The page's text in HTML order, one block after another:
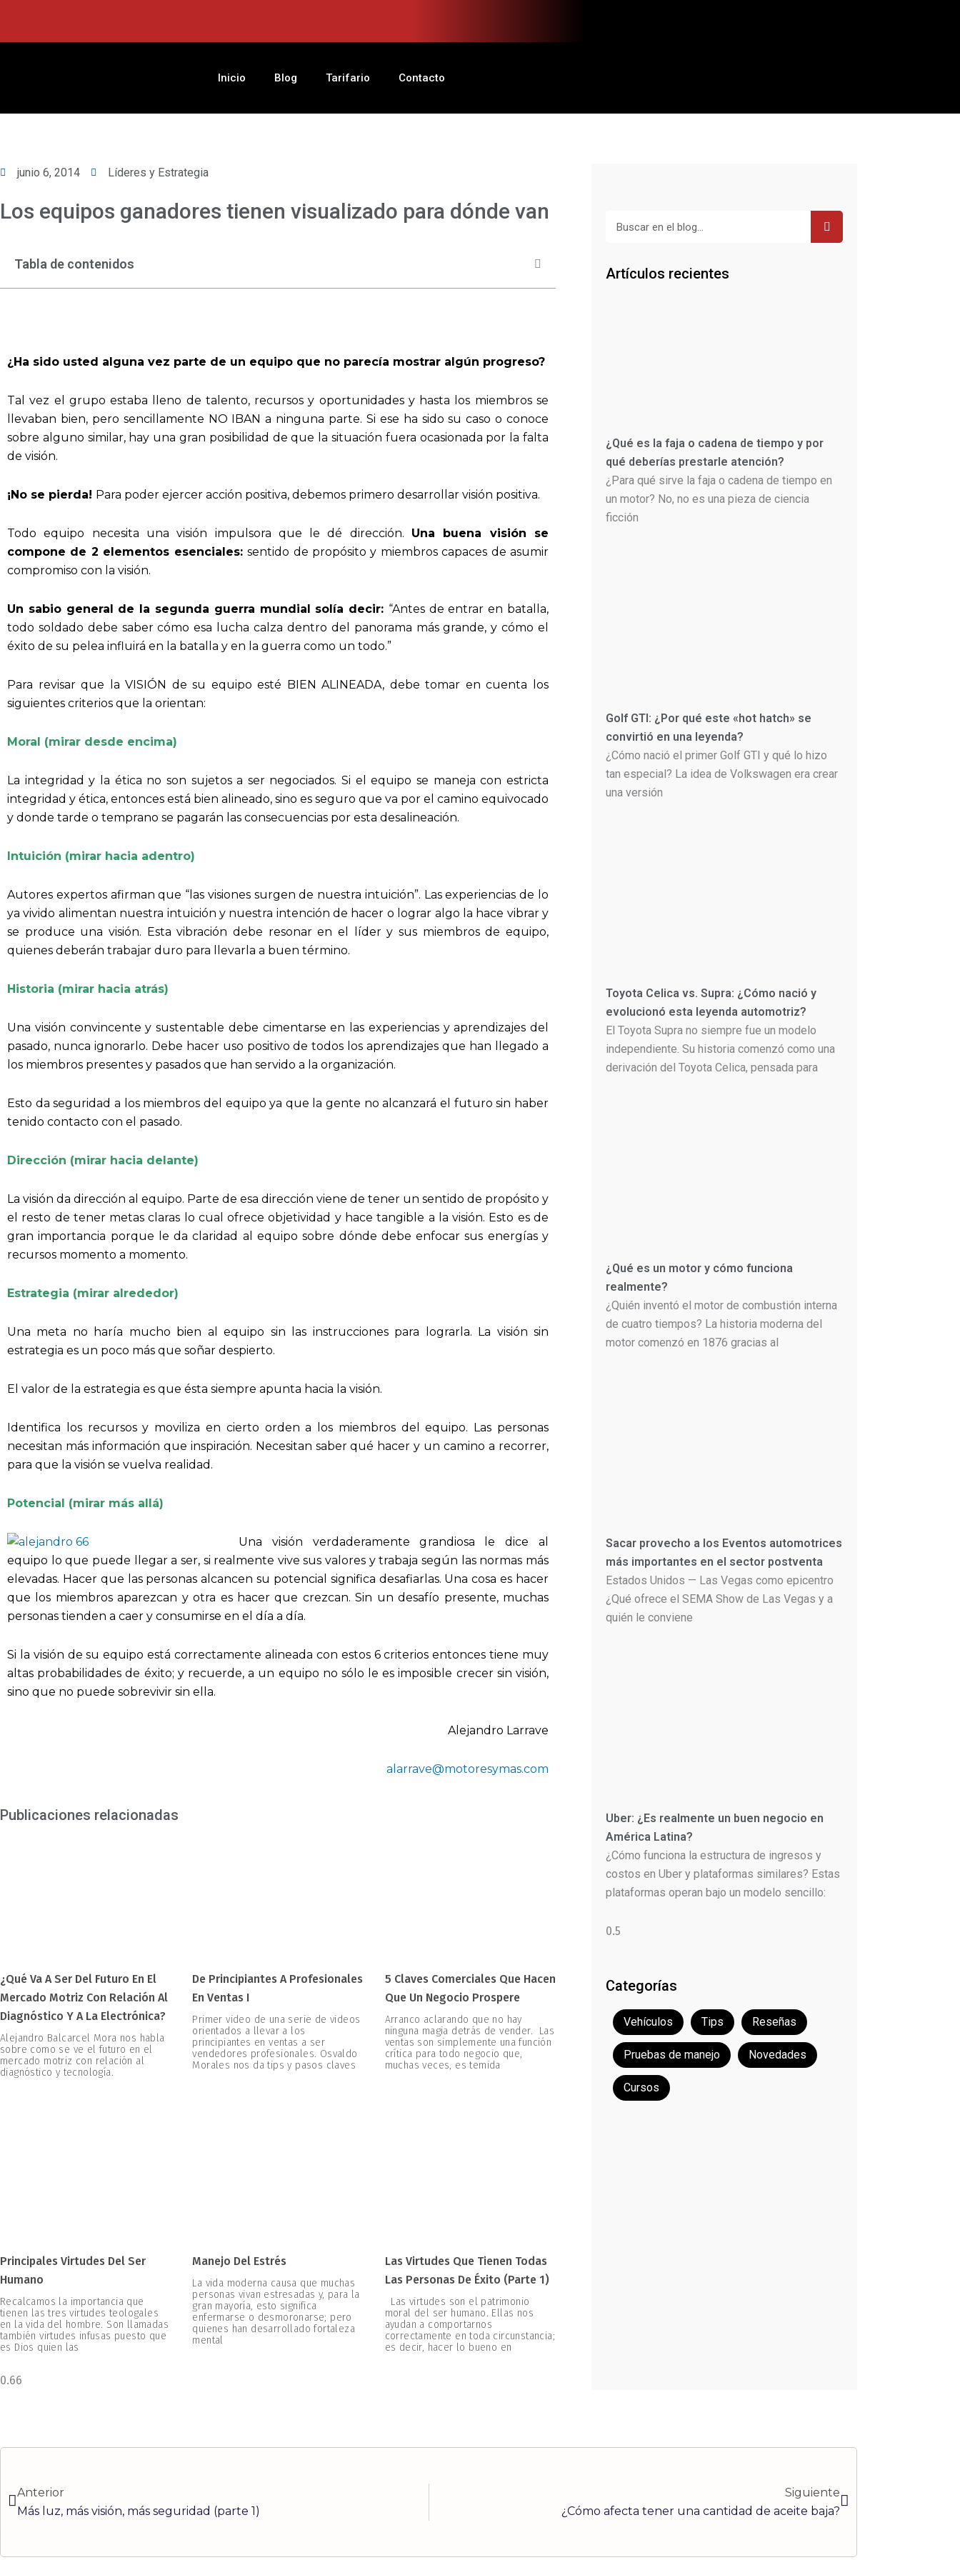
contenido
Inicio Blog Tarifario Contacto
junio 6, 2014 Líderes y Estrategia
Los equipos ganadores tienen visualizado para dónde van
Tabla de contenidos
¿Ha sido usted alguna vez parte de un equipo que no parecía mostrar algún progreso?
Tal vez el grupo estaba lleno de talento, recursos y oportunidades y hasta los miembros se
llevaban bien, pero sencillamente NO IBAN a ninguna parte. Si ese ha sido su caso o conoce
sobre alguno similar, hay una gran posibilidad de que la situación fuera ocasionada por la falta
de visión.
¡No se pierda! Para poder ejercer acción positiva, debemos primero desarrollar visión positiva.
Todo equipo necesita una visión impulsora que le dé dirección. Una buena visión se
compone de 2 elementos esenciales:sentido de propósito y miembros capaces de asumir
compromiso con la visión.
Un sabio general de la segunda guerra mundial solía decir: “Antes de entrar en batalla,
todo soldado debe saber cómo esa lucha calza dentro del panorama más grande, y cómo el
éxito de su pelea influirá en la batalla y en la guerra como un todo.”
Para revisar que la VISIÓN de su equipo esté BIEN ALINEADA, debe tomar en cuenta los
siguientes criterios que la orientan:
Moral (mirar desde encima)
La integridad y la ética no son sujetos a ser negociados. Si el equipo se maneja con estricta
integridad y ética, entonces está bien alineado, sino es seguro que va por el camino equivocado
y donde tarde o temprano se pagarán las consecuencias por esta desalineación.
Intuición (mirar hacia adentro)
Autores expertos afirman que “las visiones surgen de nuestra intuición”. Las experiencias de lo
ya vivido alimentan nuestra intuición y nuestra intención de hacer o lograr algo la hace vibrar y
se produce una visión. Esta vibración debe resonar en el líder y sus miembros de equipo,
quienes deberán trabajar duro para llevarla a buen término.
Historia (mirar hacia atrás)
Una visión convincente y sustentable debe cimentarse en las experiencias y aprendizajes del
pasado, nunca ignorarlo. Debe hacer uso positivo de todos los aprendizajes que han llegado a
los miembros presentes y pasados que han servido a la organización.
Esto da seguridad a los miembros del equipo ya que la gente no alcanzará el futuro sin haber
tenido contacto con el pasado.
Dirección (mirar hacia delante)
La visión da dirección al equipo. Parte de esa dirección viene de tener un sentido de propósito y
el resto de tener metas claras lo cual ofrece objetividad y hace tangible a la visión. Esto es de
gran importancia porque le da claridad al equipo sobre dónde debe enfocar sus energías y
recursos momento a momento.
Estrategia (mirar alrededor)
Una meta no haría mucho bien al equipo sin las instrucciones para lograrla. La visión sin
estrategia es un poco más que soñar despierto.
El valor de la estrategia es que ésta siempre apunta hacia la visión.
Identifica los recursos y moviliza en cierto orden a los miembros del equipo. Las personas
necesitan más información que inspiración. Necesitan saber qué hacer y un camino a recorrer,
para que la visión se vuelva realidad.
Potencial (mirar más allá)
Una visión verdaderamente grandiosa le dice al
equipo lo que puede llegar a ser, si realmente vive sus valores y trabaja según las normas más
elevadas. Hacer que las personas alcancen su potencial significa desafiarlas. Una cosa es hacer
que los miembros aparezcan y otra es hacer que crezcan. Sin un desafío presente, muchas
personas tienden a caer y consumirse en el día a día.
Si la visión de su equipo está correctamente alineada con estos 6 criterios entonces tiene muy
altas probabilidades de éxito; y recuerde, a un equipo no sólo le es imposible crecer sin visión,
sino que no puede sobrevivir sin ella.
Alejandro Larrave
alarrave@motoresymas.com
Publicaciones relacionadas
¿Qué Va A Ser Del Futuro En El
Mercado Motriz Con Relación Al
Diagnóstico Y A La Electrónica?
Alejandro Balcarcel Mora nos habla
sobre como se ve el futuro en el
mercado motriz con relación al
diagnóstico y tecnología.
De Principiantes A Profesionales
En Ventas I
Primer video de una serie de videos
orientados a llevar a los
principiantes en ventas a ser
vendedores profesionales. Osvaldo
Morales nos da tips y pasos claves
5 Claves Comerciales Que Hacen
Que Un Negocio Prospere
Arranco aclarando que no hay
ninguna magia detrás de vender. Las
ventas son simplemente una función
crítica para todo negocio que,
muchas veces, es temida
Principales Virtudes Del Ser
Humano
Recalcamos la importancia que
tienen las tres virtudes teologales
en la vida del hombre. Son llamadas
también virtudes infusas puesto que
es Dios quien las
Manejo Del Estrés
La vida moderna causa que muchas
personas vivan estresadas y, para la
gran mayoría, esto significa
enfermarse o desmoronarse; pero
quienes han desarrollado fortaleza
mental
Las Virtudes Que Tienen Todas
Las Personas De Éxito (parte 1)
Las virtudes son el patrimonio
moral del ser humano. Ellas nos
ayudan a comportarnos
correctamente en toda circunstancia;
es decir, hacer lo bueno en
Artículos recientes
¿Qué es la faja o cadena de tiempo y por
qué deberías prestarle atención?
¿Para qué sirve la faja o cadena de tiempo en
un motor? No, no es una pieza de ciencia
ficción
Golf GTI: ¿Por qué este «hot hatch» se
convirtió en una leyenda?
¿Cómo nació el primer Golf GTI y qué lo hizo
tan especial? La idea de Volkswagen era crear
una versión
Toyota Celica vs. Supra: ¿Cómo nació y
evolucionó esta leyenda automotriz?
El Toyota Supra no siempre fue un modelo
independiente. Su historia comenzó como una
derivación del Toyota Celica, pensada para
¿Qué es un motor y cómo funciona
realmente?
¿Quién inventó el motor de combustión interna
de cuatro tiempos? La historia moderna del
motor comenzó en 1876 gracias al
Sacar provecho a los Eventos automotrices
más importantes en el sector postventa
Estados Unidos — Las Vegas como epicentro
¿Qué ofrece el SEMA Show de Las Vegas y a
quién le conviene
Uber: ¿Es realmente un buen negocio en
América Latina?
¿Cómo funciona la estructura de ingresos y
costos en Uber y plataformas similares? Estas
plataformas operan bajo un modelo sencillo:
Categorías
Vehículos Tips Reseñas
Pruebas de manejo Novedades
Cursos
Anterior
Más luz, más visión, más seguridad (parte 1)
Siguiente
¿Cómo afecta tener una cantidad de aceite baja?